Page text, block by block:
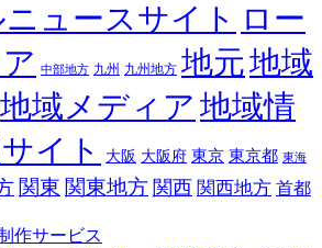
ュースサイト ロー
中部地方 九州 九州地方 地元地域
地域メディア 地域情
イト 大阪 大阪府 東京 東京都 東海
関東 関東地方 関西 関西地方 首都